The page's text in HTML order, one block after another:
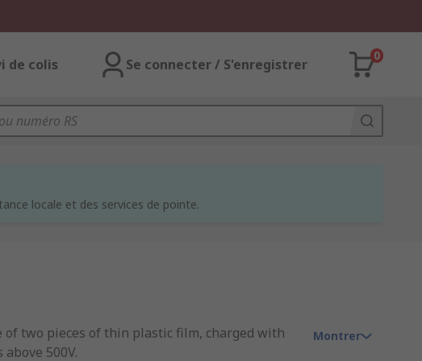
de colis Se connecter / S'enregistrer
0
locale et des services de pointe.
two pieces of thin plastic film, charged with
500V.
Montrer